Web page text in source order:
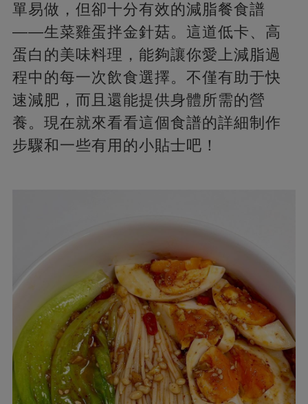
單易做，但卻十分有效的減脂餐食譜
——生菜雞蛋拌金針菇。這道低卡、高
蛋白的美味料理，能夠讓你愛上減脂過
程中的每一次飲食選擇。不僅有助于快
速減肥，而且還能提供身體所需的營
養。現在就來看看這個食譜的詳細制作
步驟和一些有用的小貼士吧！